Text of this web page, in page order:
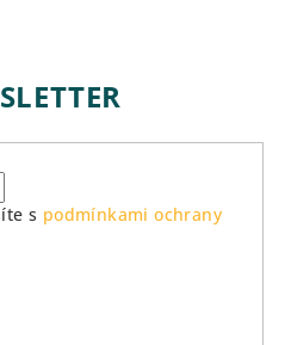
s podmínkami ochrany